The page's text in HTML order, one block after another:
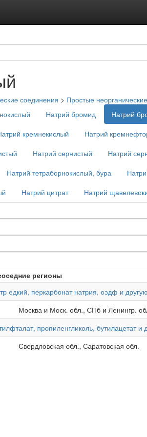
соединения > Простые
Натрий бромид Натрий
кремнекислый Натрий
Натрий сернистый Натрий
Натрий тетраборнокислый, бура
Натрий цитрат Натрий
регионы
едкий, перкарбонат натрия, оэдф и
Москва и Моск. обл., СПб и Ленингр.
пропиленгликоль, бутилацетат
Свердловская обл., Саратовская обл.